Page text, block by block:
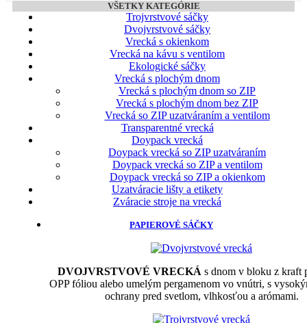
VŠETKY KATEGÓRIE
Trojvrstvové sáčky
Dvojvrstvové sáčky
Vrecká s okienkom
Vrecká na kávu s ventilom
Ekologické sáčky
Vrecká s plochým dnom
Vrecká s plochým dnom so ZIP
Vrecká s plochým dnom bez ZIP
Vrecká so ZIP uzatváraním a ventilom
Transparentné vrecká
Doypack vrecká
Doypack vrecká so ZIP uzatváraním
Doypack vrecká so ZIP a ventilom
Doypack vrecká so ZIP a okienkom
Uzatváracie lišty a etikety
Zváracie stroje na vrecká
PAPIEROVÉ SÁČKY
DVOJVRSTVOVÉ VRECKÁ s dnom v bloku z kraft
OPP fóliou alebo umelým pergamenom vo vnútri, s
ochrany pred svetlom, vlhkosťou a arómami.